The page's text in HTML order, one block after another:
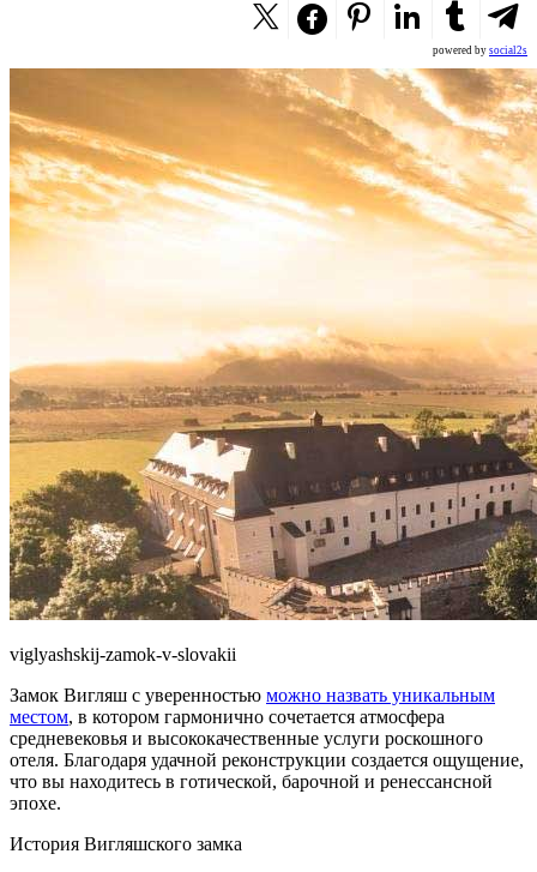
powered by social2s
viglyashskij-zamok-v-slovakii
Замок Вигляш с уверенностью можно назвать уникальным
местом, в котором гармонично сочетается атмосфера
средневековья и высококачественные услуги роскошного
отеля. Благодаря удачной реконструкции создается ощущение,
что вы находитесь в готической, барочной и ренессансной
эпохе.
История Вигляшского замка